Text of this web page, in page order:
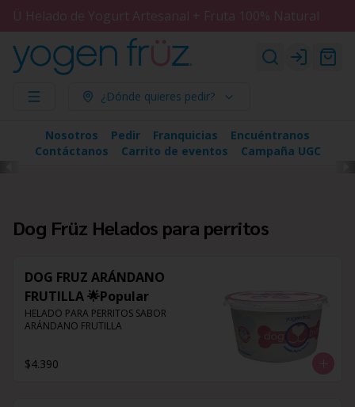
Ü Helado de Yogurt Artesanal + Fruta 100% Natural
Login
¿Dónde quieres pedir?
Nosotros Pedir Franquicias
Encuéntranos
Contáctanos
Carrito de eventos Campaña UGC
Dog Früz Helados para perritos
DOG FRUZ ARÁNDANO
FRUTILLA 🌟Popular
HELADO PARA PERRITOS SABOR
ARÁNDANO FRUTILLA
$4.390